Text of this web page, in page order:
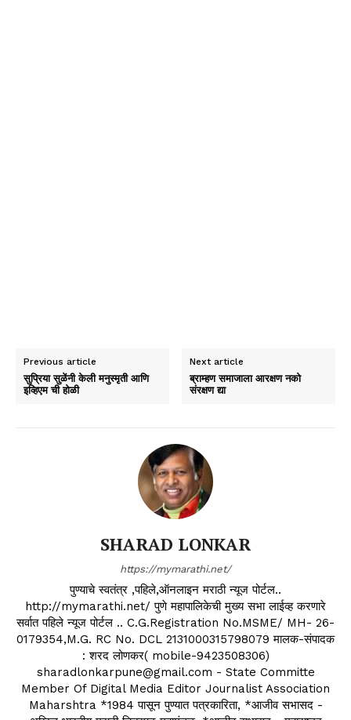
Previous article
सुप्रिया सुळेंनी केली मनुस्मृती आणि
इव्हिएम ची होळी
Next article
ब्राम्हण समाजाला आरक्षण नको
संरक्षण द्या
SHARAD LONKAR
https://mymarathi.net/
पुण्याचे स्वतंत्र ,पहिले,ऑनलाइन मराठी न्यूज पोर्टल..
http://mymarathi.net/ पुणे महापालिकेची मुख्य सभा लाईव्ह करणारे
सर्वात पहिले न्यूज पोर्टल .. C.G.Registration No.MSME/ MH- 26-
0179354,M.G. RC No. DCL 2131000315798079 मालक-संपादक
: शरद लोणकर( mobile-9423508306)
sharadlonkarpune@gmail.com - State Committe
Member Of Digital Media Editor Journalist Association
Maharshtra *1984 पासून पुण्यात पत्रकारिता, *आजीव सभासद -